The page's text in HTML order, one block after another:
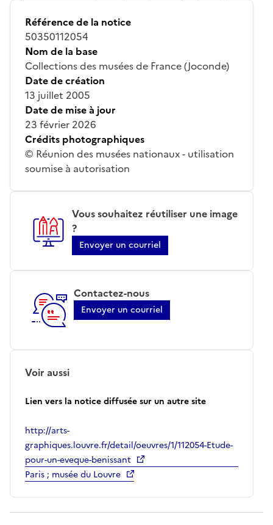
Référence de la notice
50350112054
Nom de la base
Collections des musées de France (Joconde)
Date de création
13 juillet 2005
Date de mise à jour
23 février 2026
Crédits photographiques
© Réunion des musées nationaux - utilisation
soumise à autorisation
Vous souhaitez réutiliser une image
?
Envoyer un courriel
Contactez-nous
Envoyer un courriel
Voir aussi
Lien vers la notice diffusée sur un autre site
http://arts-
graphiques.louvre.fr/detail/oeuvres/1/112054-Etude-
pour-un-eveque-benissant
Paris ; musée du Louvre